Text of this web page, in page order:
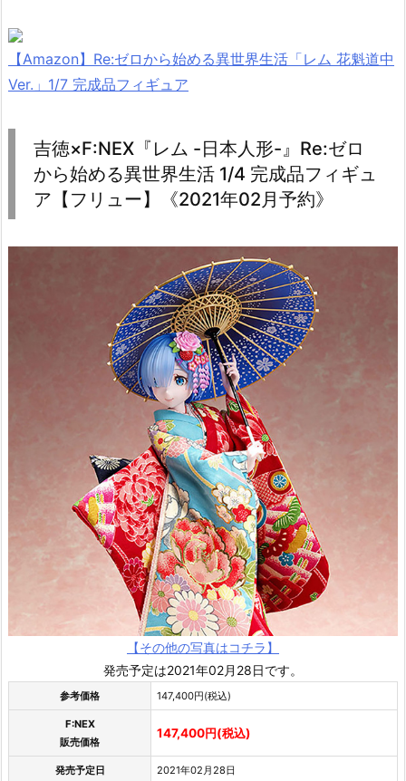
【Amazon】Re:ゼロから始める異世界生活「レム 花魁道中
Ver.」1/7 完成品フィギュア
吉徳×F:NEX『レム -日本人形-』Re:ゼロ
から始める異世界生活 1/4 完成品フィギュ
ア【フリュー】《2021年02月予約》
【その他の写真はコチラ】
発売予定は2021年02月28日です。
参考価格 147,400円(税込)
F:NEX
販売価格
147,400円(税込)
発売予定日 2021年02月28日